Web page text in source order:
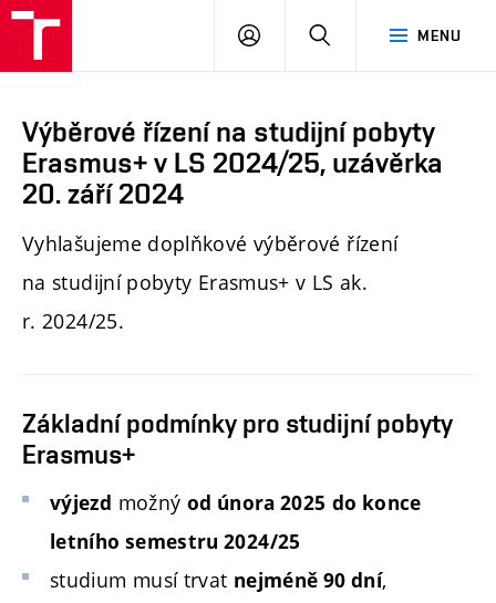
MENU
PŘIHLÁSIT
Výběrové řízení na studijní pobyty
Erasmus+ v LS 2024/25, uzávěrka
20. září 2024
Vyhlašujeme doplňkové výběrové řízení
na studijní pobyty Erasmus+ v LS ak.
r. 2024/25.
Základní podmínky pro studijní pobyty
Erasmus+
výjezd možný od února 2025 do konce
letního semestru 2024/25
studium musí trvat nejméně 90 dní,